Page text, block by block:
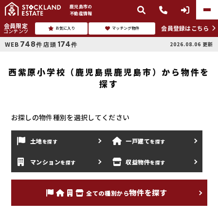
鹿児島市の
不動産情報
会員限定
コンテンツ お気に入り マッチング物件
会員登録はこちら
WEB 748件 店頭 174件 2026.08.06 更新
西紫原小学校（鹿児島県鹿児島市）から物件を
探す
お探しの物件種別を選択してください
土地を探す 一戸建てを探す
マンションを探す 収益物件を探す
全ての種別から物件を探す